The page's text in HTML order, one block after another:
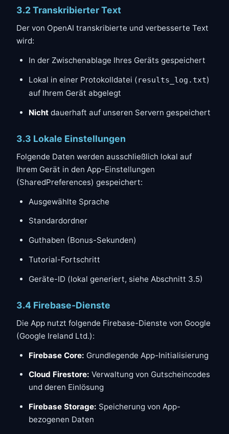
3.2 Transkribierter Text
Der von OpenAI transkribierte und verbesserte Text
wird:
In der Zwischenablage Ihres Geräts gespeichert
Lokal in einer Protokolldatei (results_log.txt)
auf Ihrem Gerät abgelegt
Nicht dauerhaft auf unseren Servern gespeichert
3.3 Lokale Einstellungen
Folgende Daten werden ausschließlich lokal auf
Ihrem Gerät in den App-Einstellungen
(SharedPreferences) gespeichert:
Ausgewählte Sprache
Standardordner
Guthaben (Bonus-Sekunden)
Tutorial-Fortschritt
Geräte-ID (lokal generiert, siehe Abschnitt 3.5)
3.4 Firebase-Dienste
Die App nutzt folgende Firebase-Dienste von Google
(Google Ireland Ltd.):
Firebase Core: Grundlegende App-Initialisierung
Cloud Firestore: Verwaltung von Gutscheincodes
und deren Einlösung
Firebase Storage: Speicherung von App-
bezogenen Daten